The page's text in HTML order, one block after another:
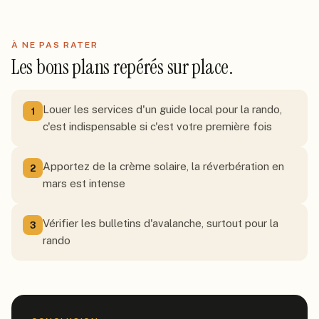
À NE PAS RATER
Les bons plans repérés sur place.
1
Louer les services d'un guide local pour la rando,
c'est indispensable si c'est votre première fois
2
Apportez de la crème solaire, la réverbération en
mars est intense
3
Vérifier les bulletins d'avalanche, surtout pour la
rando